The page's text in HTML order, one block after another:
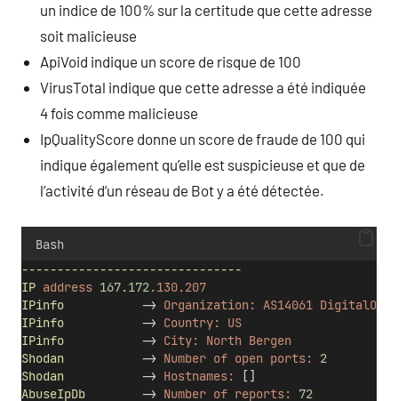
un indice de 100% sur la certitude que cette adresse
soit malicieuse
ApiVoid indique un score de risque de 100
VirusTotal indique que cette adresse a été indiquée
4 fois comme malicieuse
IpQualityScore donne un score de fraude de 100 qui
indique également qu’elle est suspicieuse et que de
l’activité d’un réseau de Bot y a été détectée.
Bash
-------------------------------
IP address 167.172.130.207
IPinfo
           ->
Organization: AS14061
IPinfo
           ->
Country:
US
IPinfo
           ->
City: North Bergen
Shodan
           ->
Number of open ports:
2
Shodan
           ->
Hostnames:
[]
AbuseIpDb
        ->
Number of reports:
72